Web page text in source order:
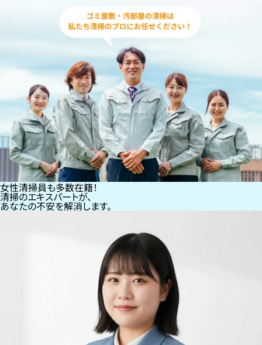
女性清掃員も多数在籍！
清掃のエキスパートが、
あなたの不安を解消します。